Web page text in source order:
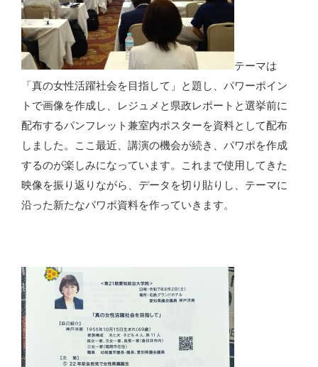
テーマは
「真の女性活躍社会を目指して」と題し、パワーポイン
トで画像を作成し、レジュメと県政レポートと選挙前に
配布するパンフレット兼室内ポスターを資料として配布
しました。ここ最近、講演の機会が続き、パワポを作成
するのが楽しみになっています。これまで使用してきた
映像を振り返りながら、データを切り貼りし、テーマに
沿った新たなパワポ資料を作っていきます。